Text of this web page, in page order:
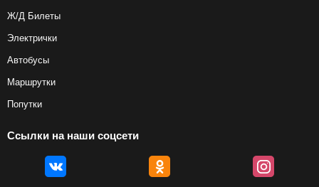
Ж/Д Билеты
Электрички
Автобусы
Маршрутки
Попутки
Ссылки на наши соцсети